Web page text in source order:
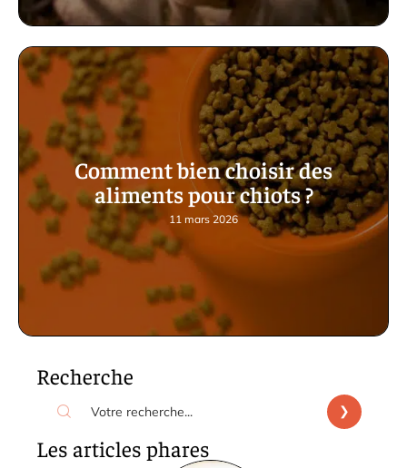
Comment bien choisir des
aliments pour chiots ?
11 mars 2026
Recherche
Les articles phares